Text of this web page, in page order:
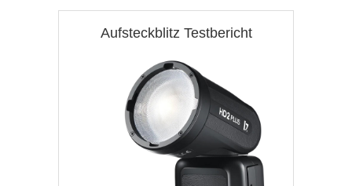
Aufsteckblitz Testbericht